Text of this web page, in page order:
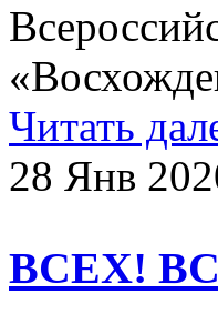
Читать
28 Янв
ВСЕХ!